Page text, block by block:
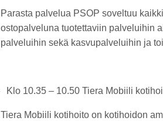
Parasta palvelua PSOP soveltuu
ostopalveluna tuotettaviin palveluihin
palveluihin sekä kasvupalveluihin ja
Klo 10.35 – 10.50 Tiera Mobiili
Tiera Mobiili kotihoito on kotihoidon